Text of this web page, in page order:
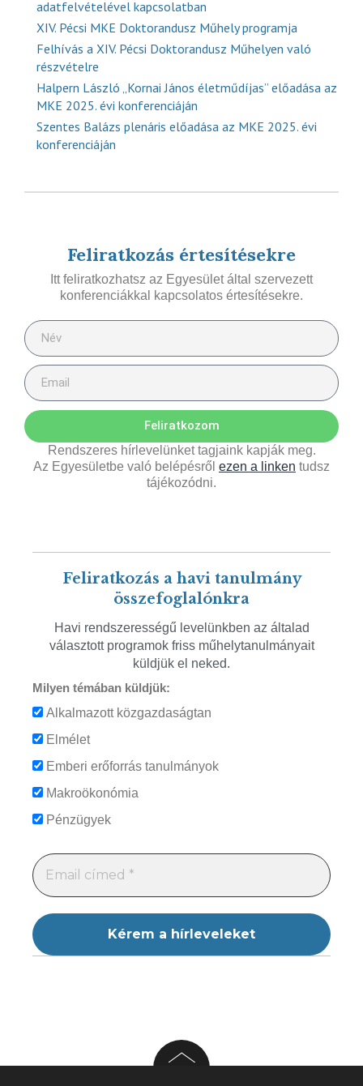
adatfelvételével kapcsolatban
XIV. Pécsi MKE Doktorandusz Műhely programja
Felhívás a XIV. Pécsi Doktorandusz Műhelyen való
részvételre
Halpern László „Kornai János életműdíjas” előadása az
MKE 2025. évi konferenciáján
Szentes Balázs plenáris előadása az MKE 2025. évi
konferenciáján
Feliratkozás értesítésekre
Itt feliratkozhatsz az Egyesület által szervezett
konferenciákkal kapcsolatos értesítésekre.
Feliratkozom
Rendszeres hírlevelünket tagjaink kapják meg.
Az Egyesületbe való belépésről ezen a linken tudsz
tájékozódni.
Feliratkozás a havi tanulmány
összefoglalónkra
Havi rendszerességű levelünkben az általad
választott programok friss műhelytanulmányait
küldjük el neked.
Milyen témában küldjük:
Alkalmazott közgazdaságtan
Elmélet
Emberi erőforrás tanulmányok
Makroökonómia
Pénzügyek